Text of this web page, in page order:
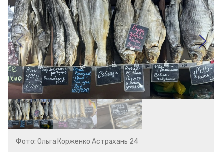
Фото: Ольга Корженко Астрахань 24